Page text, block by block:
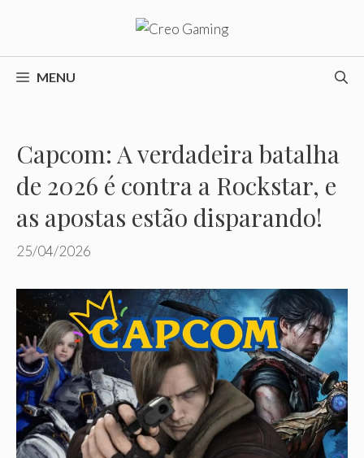
o
conteúdoMENU
Capcom: A verdadeira batalha
de 2026 é contra a Rockstar, e
as apostas estão disparando!
25/04/2026